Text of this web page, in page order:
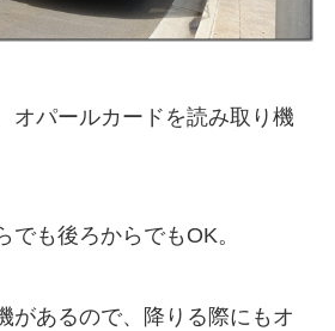
オパールカードを読み取り機
でも後ろからでもOK。
があるので、降りる際にもオ